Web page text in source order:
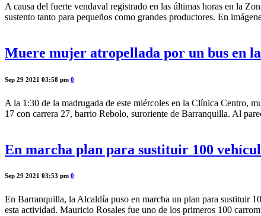
A causa del fuerte vendaval registrado en las últimas horas en la
sustento tanto para pequeños como grandes productores. En
Muere mujer atropellada por un bus en
Sep 29 2021 03:58 pm 0
A la 1:30 de la madrugada de este miércoles en la Clínica Centro,
17 con carrera 27, barrio Rebolo, suroriente de Barranquilla. Al
En marcha plan para sustituir 100
Sep 29 2021 03:53 pm 0
En Barranquilla, la Alcaldía puso en marcha un plan para sustituir
esta actividad. Mauricio Rosales fue uno de los primeros 100